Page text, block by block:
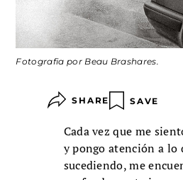
Fotografia por Beau Brashares.
SHARE SAVE
Cada vez que me
y pongo atención a lo
sucediendo, me